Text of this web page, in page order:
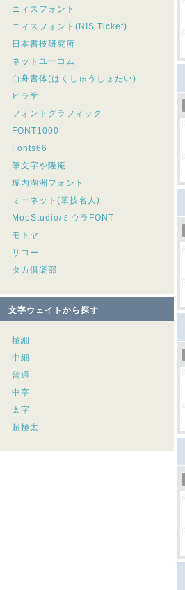
ニィスフォント
ニィスフォント(NIS Ticket)
日本書技研究所
ネットユーコム
白舟書体(はくしゅうしょたい)
ビラ学
フォントグラフィック
FONT1000
Fonts66
筆文字や隆庵
堀内湖洲フォント
ミーネット(筆技名人)
MopStudio/ミウラFONT
モトヤ
リコー
タカ倶楽部
文字ウェイトから探す
極細
中細
普通
中字
太字
超極太